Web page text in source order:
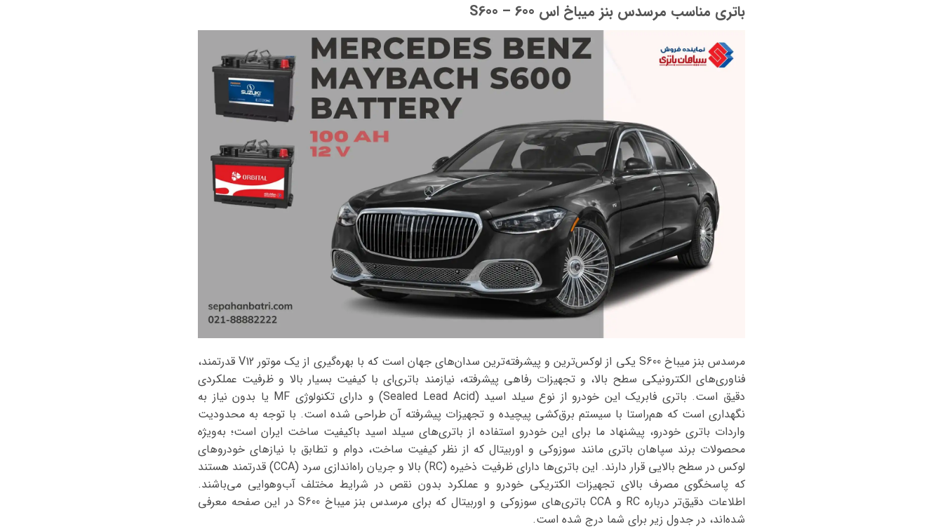
باتری مناسب مرسدس بنز میباخ اس 600 – S600
مرسدس بنز میباخ S600 یکی از لوکس‌ترین و پیشرفته‌ترین سدان‌های جهان است که با بهره‌گیری از یک موتور V12 قدرتمند،
فناوری‌های الکترونیکی سطح بالا، و تجهیزات رفاهی پیشرفته، نیازمند باتری‌ای با کیفیت بسیار بالا و ظرفیت عملکردی
دقیق است. باتری فابریک این خودرو از نوع سیلد اسید (Sealed Lead Acid) و دارای تکنولوژی MF یا بدون نیاز به
نگهداری است که هم‌راستا با سیستم برق‌کشی پیچیده و تجهیزات پیشرفته آن طراحی شده است. با توجه به محدودیت
واردات باتری خودرو، پیشنهاد ما برای این خودرو استفاده از باتری‌های سیلد اسید باکیفیت ساخت ایران است؛ به‌ویژه
محصولات برند سپاهان باتری مانند سوزوکی و اوربیتال که از نظر کیفیت ساخت، دوام و تطابق با نیازهای خودروهای
لوکس در سطح بالایی قرار دارند. این باتری‌ها دارای ظرفیت ذخیره (RC) بالا و جریان راه‌اندازی سرد (CCA) قدرتمند هستند
که پاسخگوی مصرف بالای تجهیزات الکتریکی خودرو و عملکرد بدون نقص در شرایط مختلف آب‌وهوایی می‌باشند.
اطلاعات دقیق‌تر درباره RC و CCA باتری‌های سوزوکی و اوربیتال که برای مرسدس بنز میباخ S600 در این صفحه معرفی
شده‌اند، در جدول زیر برای شما درج شده است.